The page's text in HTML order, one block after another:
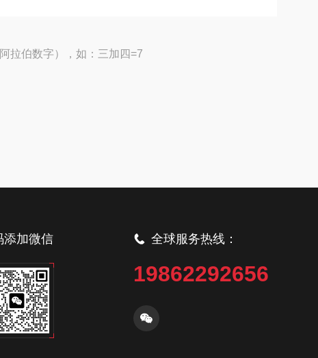
拉伯数字），如：三加四=7
添加微信 全球服务热线：
19862292656